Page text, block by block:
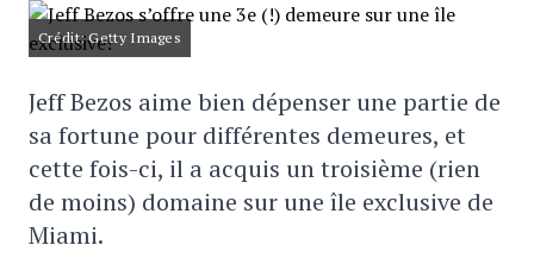
Crédit: Getty Images
Jeff Bezos aime bien dépenser une partie de
sa fortune pour différentes demeures, et
cette fois-ci, il a acquis un troisième (rien
de moins) domaine sur une île exclusive de
Miami.